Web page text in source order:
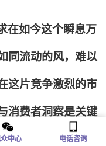
在如今这个瞬息万
同流动的风，难以
这片竞争激烈的市
消费者洞察是关键
，企业能如同敏锐
中心 电话咨询